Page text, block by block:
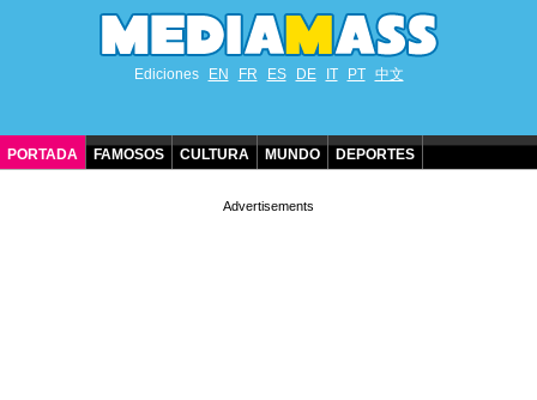
Ediciones EN FR ES DE IT PT 中文
PORTADA FAMOSOS CULTURA MUNDO DEPORTES